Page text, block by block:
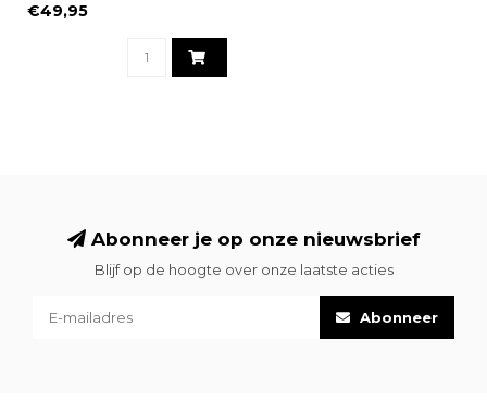
€49,95
Abonneer je op onze nieuwsbrief
Blijf op de hoogte over onze laatste acties
Abonneer